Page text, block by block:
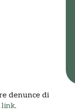
denunce di
link.